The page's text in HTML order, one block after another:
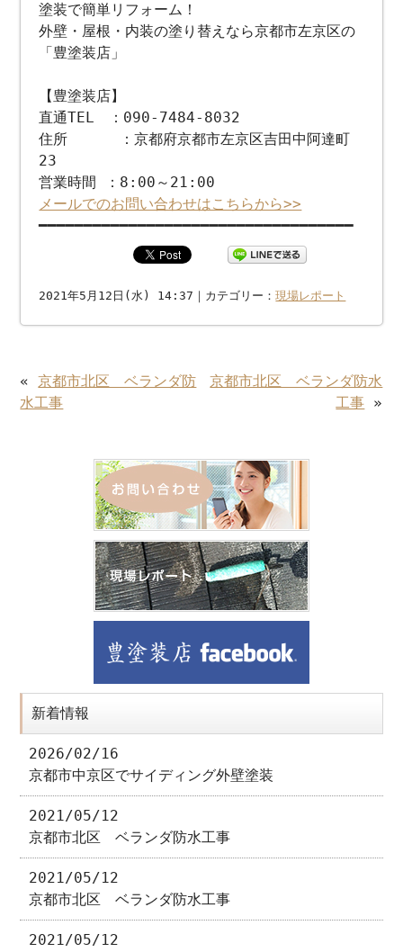
塗装で簡単リフォーム！
外壁・屋根・内装の塗り替えなら京都市左京区の
「豊塗装店」
【豊塗装店】
直通TEL ：090-7484-8032
住所 ：京都府京都市左京区吉田中阿達町
23
営業時間 ：8:00～21:00
メールでのお問い合わせはこちらから>>
━━━━━━━━━━━━━━━━━━━━━━━━━━━━━━━━━━━
2021年5月12日(水) 14:37｜カテゴリー：現場レポート
«京都市北区 ベランダ防
水工事
京都市北区 ベランダ防水
工事 »
新着情報
2026/02/16
京都市中京区でサイディング外壁塗装
2021/05/12
京都市北区 ベランダ防水工事
2021/05/12
京都市北区 ベランダ防水工事
2021/05/12